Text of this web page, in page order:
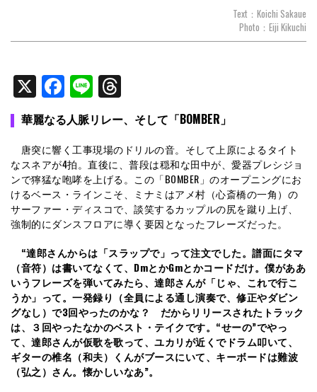
Text：Koichi Sakaue
Photo：Eiji Kikuchi
X Facebook
Line
華麗なる人脈リレー、そして「BOMBER」
唐突に響く工事現場のドリルの音。そして上原によるタイト
なスネアが4拍。直後に、普段は穏和な田中が、愛器プレシジョ
ンで獰猛な咆哮を上げる。この「BOMBER」のオープニングにお
けるベース・ラインこそ、ミナミはアメ村（心斎橋の一角）の
サーファー・ディスコで、談笑するカップルの尻を蹴り上げ、
強制的にダンスフロアに導く要因となったフレーズだった。
“達郎さんからは「スラップで」って注文でした。譜面にタマ
（音符）は書いてなくて、DmとかGmとかコードだけ。僕がああ
いうフレーズを弾いてみたら、達郎さんが「じゃ、これで行こ
うか」って。一発録り（全員による通し演奏で、修正やダビン
グなし）で3回やったのかな？ だからリリースされたトラック
は、３回やったなかのベスト・テイクです。“せーの”でやっ
て、達郎さんが仮歌を歌って、ユカリが近くでドラム叩いて、
ギターの椎名（和夫）くんがブースにいて、キーボードは難波
（弘之）さん。懐かしいなあ”。